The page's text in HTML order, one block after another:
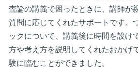
査論の講義で困ったときに、講師が
質問に応じてくれたサポートです。
ックについて、講義後に時間を設け
方や考え方を説明してくれたおかげ
験に臨むことができました。